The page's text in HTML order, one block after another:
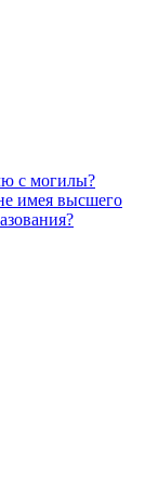
с могилы?
имея высшего